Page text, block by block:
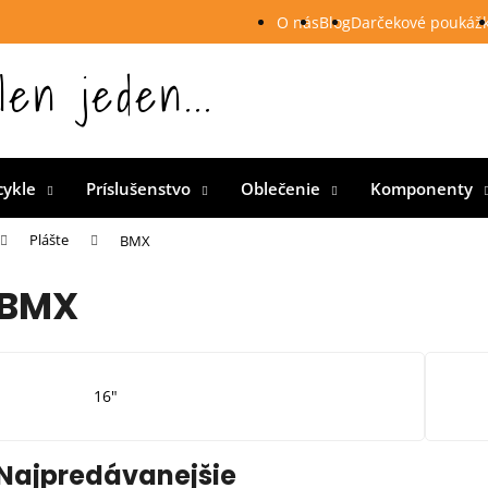
O násBlogDarčekové
jeden...
Príslušenstvo Oblečenie Komponenty
Plášte BMX
16"